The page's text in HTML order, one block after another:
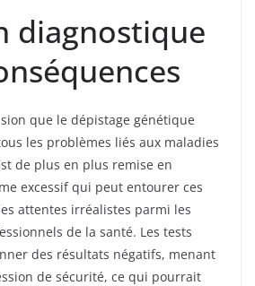
diagnostique
que le dépistage génétique
les problèmes liés aux maladies
de plus en plus remise en
excessif qui peut entourer ces
attentes irréalistes parmi les
de la santé. Les tests
des résultats négatifs, menant
de sécurité, ce qui pourrait